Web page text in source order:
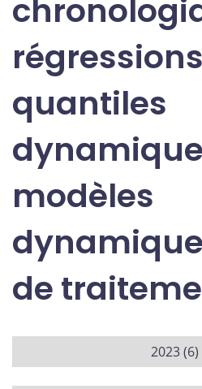
régressions
quantiles
modèles
de
2023 (6)